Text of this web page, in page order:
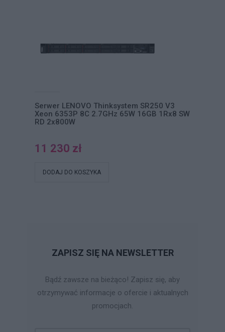
Serwer LENOVO Thinksystem SR250 V3
Xeon 6353P 8C 2.7GHz 65W 16GB 1Rx8 SW
RD 2x800W
11 230 zł
DODAJ DO KOSZYKA
ZAPISZ SIĘ NA NEWSLETTER
Bądź zawsze na bieżąco! Zapisz się, aby
otrzymywać informacje o ofercie i aktualnych
promocjach.